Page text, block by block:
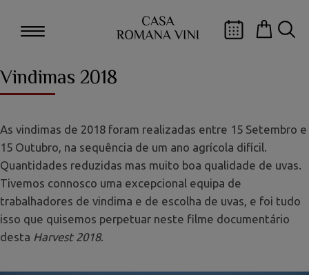
Vindimas 2018
As vindimas de 2018 foram realizadas entre 15 Setembro e
15 Outubro, na sequência de um ano agrícola difícil.
Quantidades reduzidas mas muito boa qualidade de uvas.
Tivemos connosco uma excepcional equipa de
trabalhadores de vindima e de escolha de uvas, e foi tudo
isso que quisemos perpetuar neste filme documentário
desta Harvest 2018.